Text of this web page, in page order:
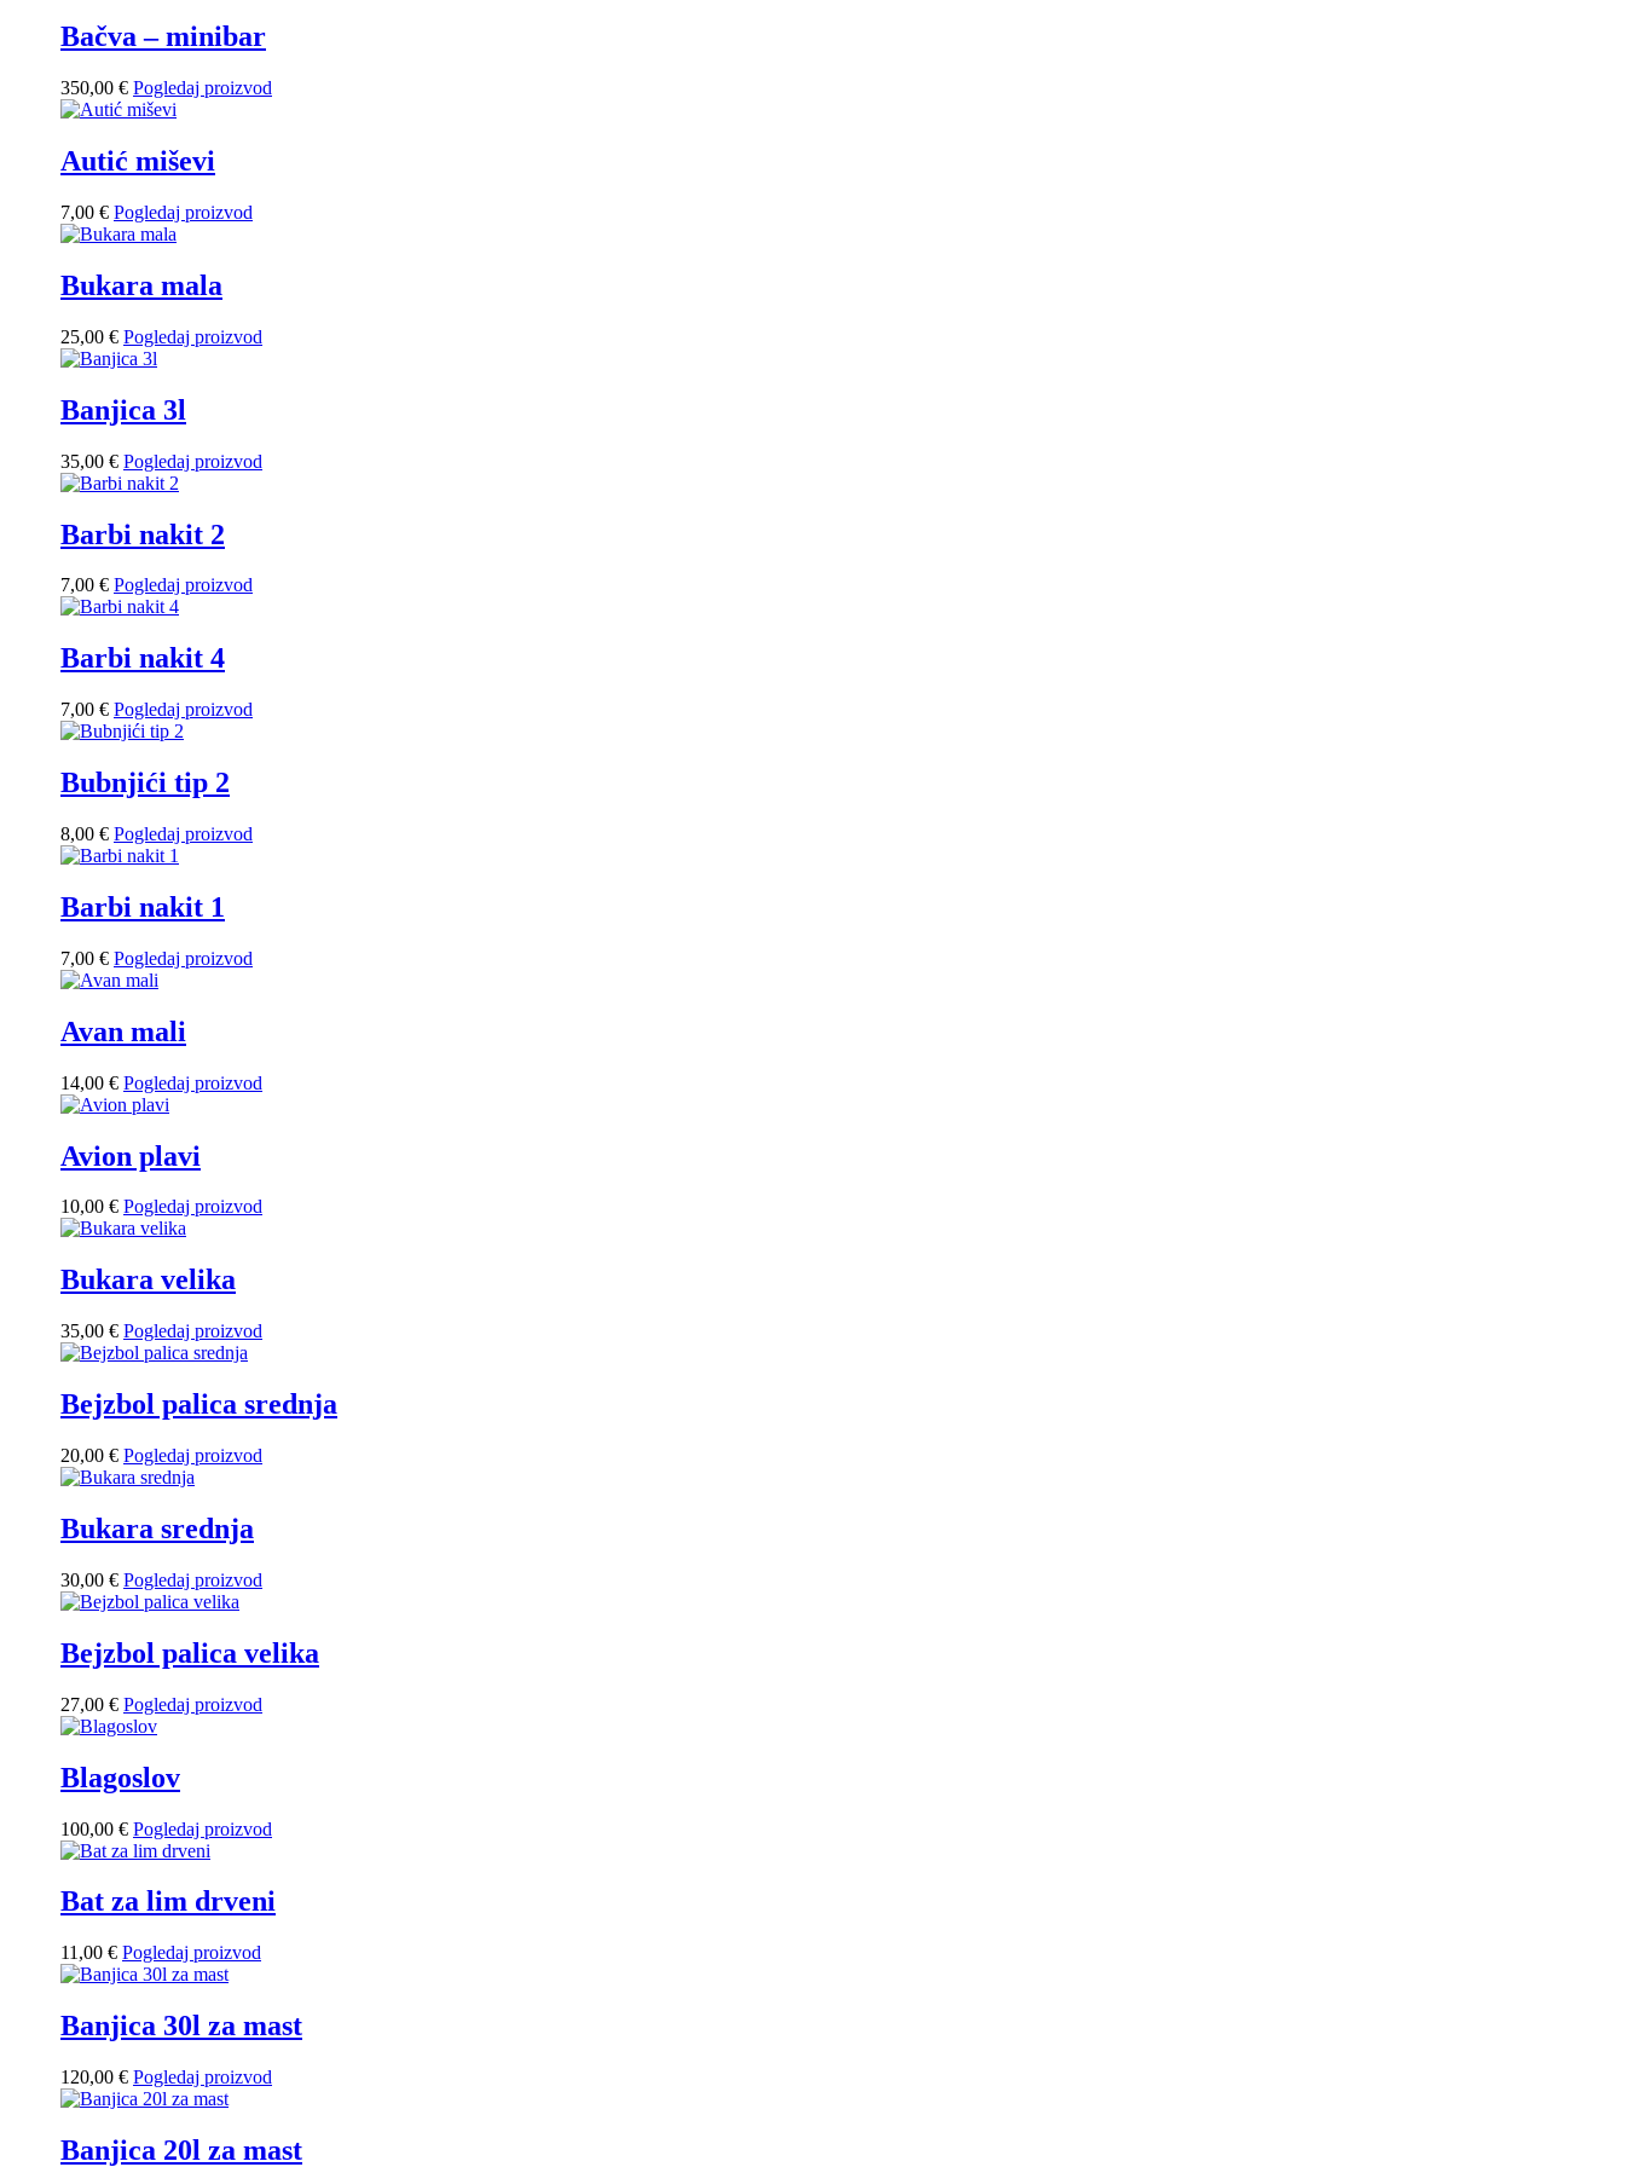
Bačva – minibar
350,00 € Pogledaj proizvod
Autić miševi
7,00 € Pogledaj proizvod
Bukara mala
25,00 € Pogledaj proizvod
Banjica 3l
35,00 € Pogledaj proizvod
Barbi nakit 2
7,00 € Pogledaj proizvod
Barbi nakit 4
7,00 € Pogledaj proizvod
Bubnjići tip 2
8,00 € Pogledaj proizvod
Barbi nakit 1
7,00 € Pogledaj proizvod
Avan mali
14,00 € Pogledaj proizvod
Avion plavi
10,00 € Pogledaj proizvod
Bukara velika
35,00 € Pogledaj proizvod
Bejzbol palica srednja
20,00 € Pogledaj proizvod
Bukara srednja
30,00 € Pogledaj proizvod
Bejzbol palica velika
27,00 € Pogledaj proizvod
Blagoslov
100,00 € Pogledaj proizvod
Bat za lim drveni
11,00 € Pogledaj proizvod
Banjica 30l za mast
120,00 € Pogledaj proizvod
Banjica 20l za mast